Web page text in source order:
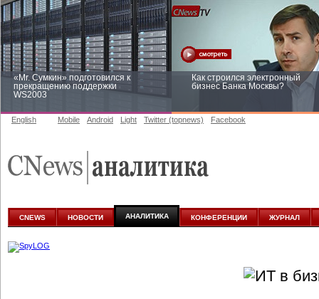
«Mr. Сумкин» подготовился к
прекращению поддержки
WS2003
Как строился электронный
бизнес Банка Москвы?
аналитике
English Mobile Android Light Twitter (topnews) Facebook
CNEWS НОВОСТИ АНАЛИТИКА КОНФЕРЕНЦИИ ЖУРНАЛ